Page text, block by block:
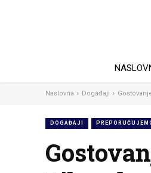
Naslovna Događaji
DOGAĐAJI